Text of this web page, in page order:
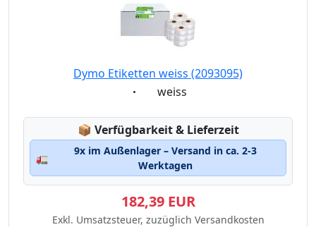
Dymo Etiketten weiss (2093095)
Eigenschaft:
weiss
📦 Lagerstatus:
Verfügbarkeit & Lieferzeit
🚛
9x im Außenlager – Versand in ca. 2-3
Werktagen
182,39 EUR
Exkl. Umsatzsteuer, zuzüglich Versandkosten